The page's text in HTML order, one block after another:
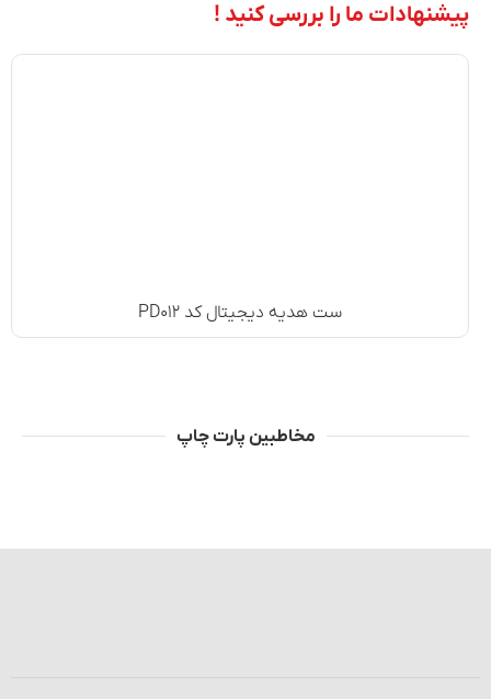
پیشنهادات ما را بررسی کنید !
ست هدیه دیجیتال کد PD۰۱۲
مخاطبین پارت چاپ